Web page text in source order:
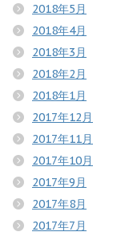
2018年5月
2018年4月
2018年3月
2018年2月
2018年1月
2017年12月
2017年11月
2017年10月
2017年9月
2017年8月
2017年7月